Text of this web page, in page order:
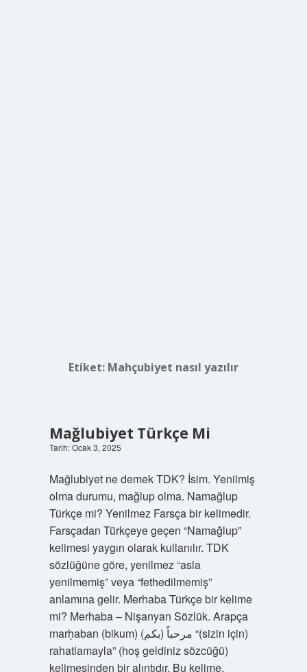
Etiket: Mahçubiyet nasıl yazılır
Mağlubiyet Türkçe Mi
Tarih: Ocak 3, 2025
Mağlubiyet ne demek TDK? İsim. Yenilmiş
olma durumu, mağlup olma. Namağlup
Türkçe mi? Yenilmez Farsça bir kelimedir.
Farsçadan Türkçeye geçen “Namağlup”
kelimesi yaygın olarak kullanılır. TDK
sözlüğüne göre, yenilmez “asla
yenilmemiş” veya “fethedilmemiş”
anlamına gelir. Merhaba Türkçe bir kelime
mi? Merhaba – Nişanyan Sözlük. Arapça
marḥaban (bikum) مرحباً (بكم) “(sizin için)
rahatlamayla” (hoş geldiniz sözcüğü)
kelimesinden bir alıntıdır. Bu kelime,